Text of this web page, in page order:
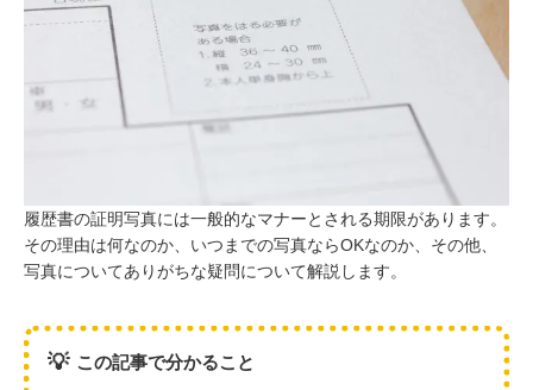
履歴書の証明写真には一般的なマナーとされる期限があります。
その理由は何なのか、いつまでの写真ならOKなのか、その他、
写真についてありがちな疑問について解説します。
💡 この記事で分かること